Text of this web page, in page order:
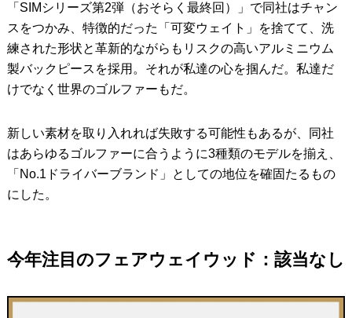
「SIMシリーズ第2弾（おそらく最終回）」で同社はチャン
スをつかみ、特徴的だった「可変ウェイト」を捨てて、洗
練された形状と革新的ながらもリスクの高いアルミニウム
製バックピースを採用。それが私達の心を掴んだ。私達だ
けでなく世界のゴルファーもだ。
新しい素材を取り入れれば失敗する可能性もあるが、同社
はあらゆるゴルファーに合うように3種類のモデルを揃え、
「No.1ドライバーブランド」としての地位を確固たるもの
にした。
今年注目のフェアウェイウッド：該当なし